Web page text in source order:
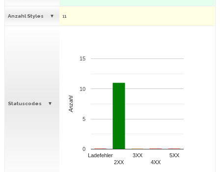
Anzahl Styles 11
Statuscodes
Ladefehler
2XX
3XX
4XX
5XX
0
5
10
15
Anzahl